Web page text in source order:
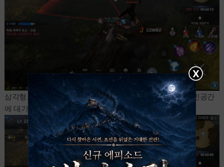
삼각형모양스킬 평타1 후 장판이 깔립니다 빨간 구간사이 빈공간
에 대기하면 됩니다
X